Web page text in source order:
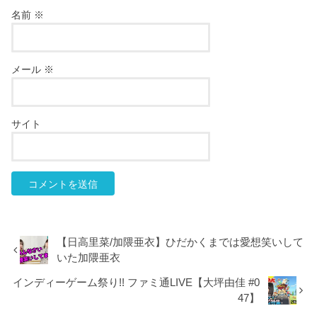
名前 ※
メール ※
サイト
【日高里菜/加隈亜衣】ひだかくまでは愛想笑いして
いた加隈亜衣
インディーゲーム祭り!! ファミ通LIVE【大坪由佳 #0
47】